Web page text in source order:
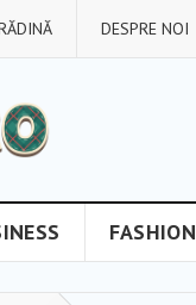
DESPRE NOI
FASHION